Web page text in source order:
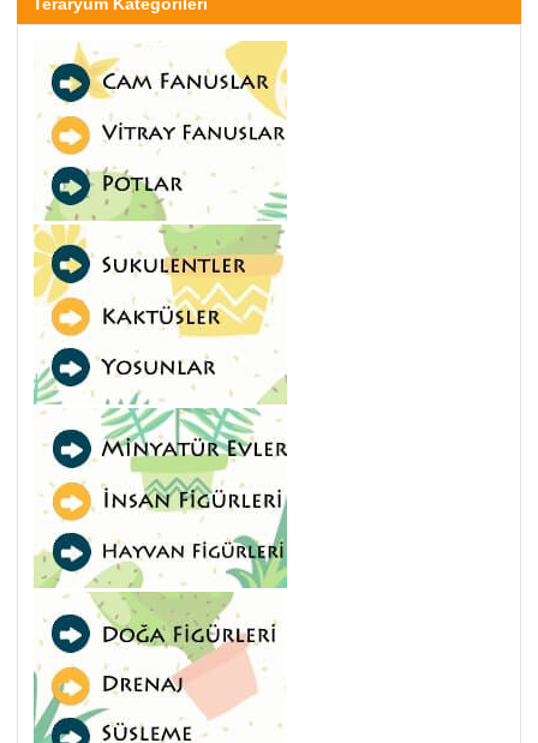
Teraryum Kategorileri